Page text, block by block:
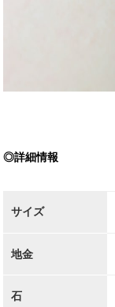
◎詳細情報
サイズ
地金
石